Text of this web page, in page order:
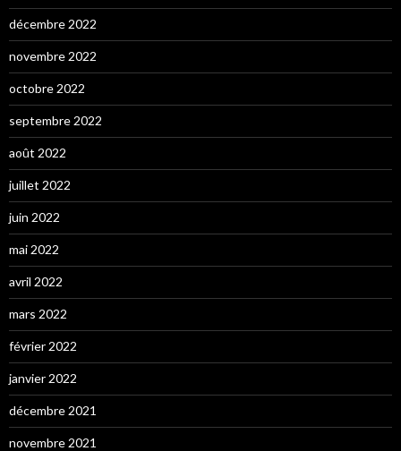
décembre 2022
novembre 2022
octobre 2022
septembre 2022
août 2022
juillet 2022
juin 2022
mai 2022
avril 2022
mars 2022
février 2022
janvier 2022
décembre 2021
novembre 2021